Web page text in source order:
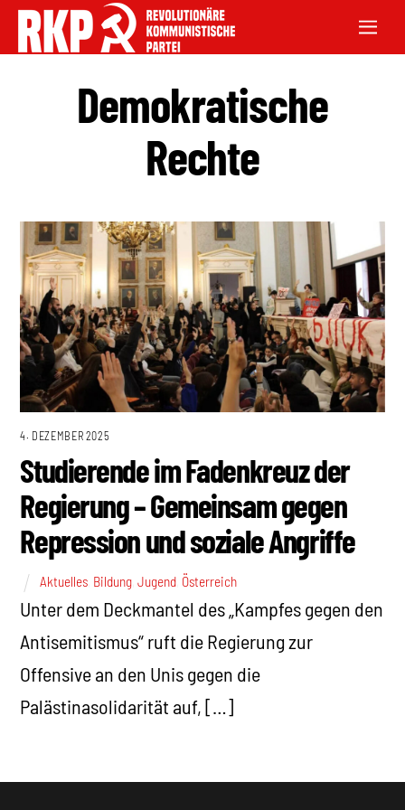
Demokratische
Rechte
4. DEZEMBER 2025
Studierende im Fadenkreuz der
Regierung – Gemeinsam gegen
Repression und soziale Angriffe
Aktuelles Bildung ,Jugend Österreich
Unter dem Deckmantel des „Kampfes gegen den
Antisemitismus“ ruft die Regierung zur
Offensive an den Unis gegen die
Palästinasolidarität auf, […]